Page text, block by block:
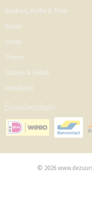
Bonbon, Koffie & Thee
Nieuw
Snoep
Thema
Vlaaien & Gebak
Menukaart
Betaalmethodes
© 2026